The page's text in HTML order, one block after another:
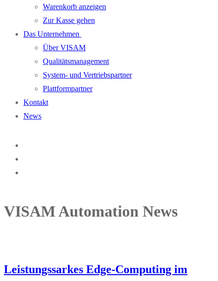
Warenkorb anzeigen
Zur Kasse gehen
Das Unternehmen
Über VISAM
Qualitätsmanagement
System- und Vertriebspartner
Plattformpartner
Kontakt
News
VISAM Automation News
Leistungssarkes Edge-Computing im